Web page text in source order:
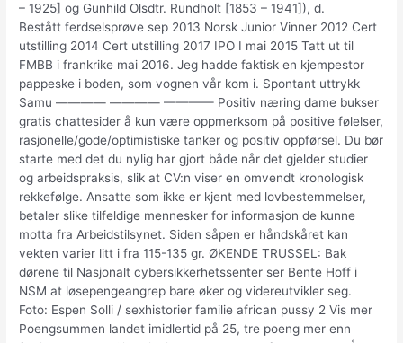
– 1925] og Gunhild Olsdtr. Rundholt [1853 – 1941]), d.
Bestått ferdselsprøve sep 2013 Norsk Junior Vinner 2012 Cert
utstilling 2014 Cert utstilling 2017 IPO I mai 2015 Tatt ut til
FMBB i frankrike mai 2016. Jeg hadde faktisk en kjempestor
pappeske i boden, som vognen vår kom i. Spontant uttrykk
Samu ———— ———— ———— Positiv næring dame bukser
gratis chattesider å kun være oppmerksom på positive følelser,
rasjonelle/gode/optimistiske tanker og positiv oppførsel. Du bør
starte med det du nylig har gjort både når det gjelder studier
og arbeidspraksis, slik at CV:n viser en omvendt kronologisk
rekkefølge. Ansatte som ikke er kjent med lovbestemmelser,
betaler slike tilfeldige mennesker for informasjon de kunne
motta fra Arbeidstilsynet. Siden såpen er håndskåret kan
vekten varier litt i fra 115-135 gr. ØKENDE TRUSSEL: Bak
dørene til Nasjonalt cybersikkerhetssenter ser Bente Hoff i
NSM at løsepengeangrep bare øker og videreutvikler seg.
Foto: Espen Solli / sexhistorier familie african pussy 2 Vis mer
Poengsummen landet imidlertid på 25, tre poeng mer enn